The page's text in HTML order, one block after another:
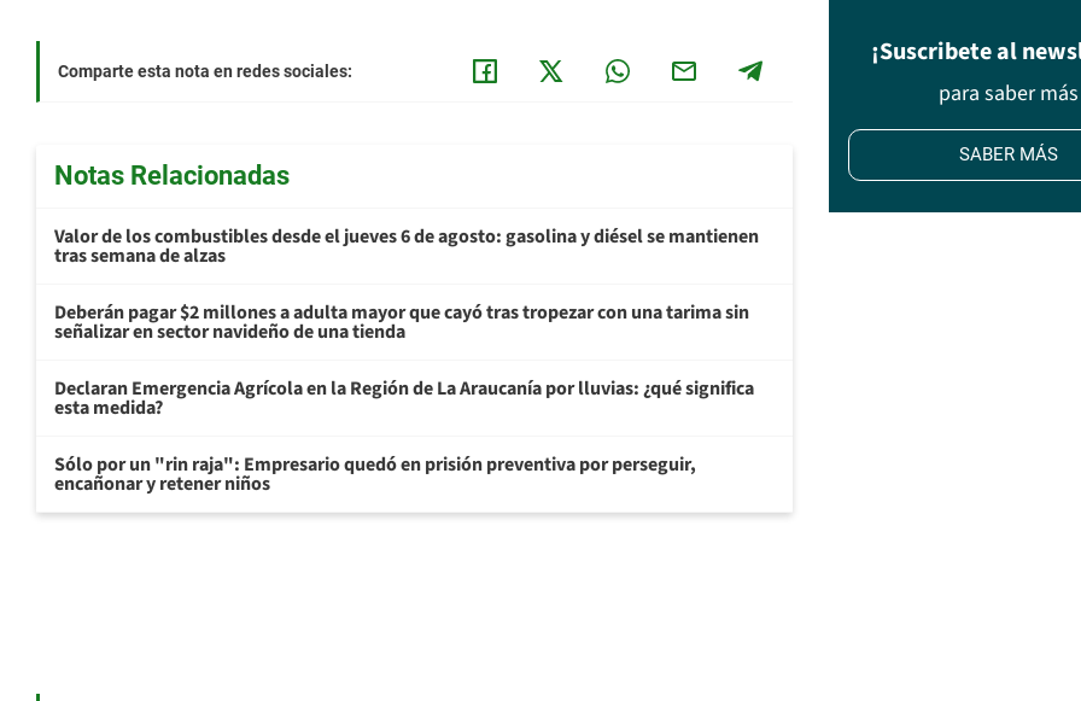
Comparte esta nota en redes sociales:
Notas Relacionadas
Valor de los combustibles desde el jueves 6 de agosto: gasolina y diésel se mantienen
tras semana de alzas
Deberán pagar $2 millones a adulta mayor que cayó tras tropezar con una tarima sin
señalizar en sector navideño de una tienda
Declaran Emergencia Agrícola en la Región de La Araucanía por lluvias: ¿qué significa
esta medida?
Sólo por un "rin raja": Empresario quedó en prisión preventiva por perseguir,
encañonar y retener niños
¡Suscribete al
para saber más
SABER MÁS